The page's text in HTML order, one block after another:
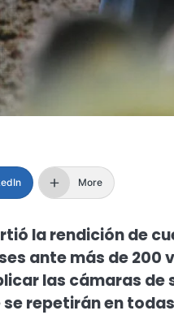
More
la rendición de
ante más de 200
las cámaras de
repetirán en